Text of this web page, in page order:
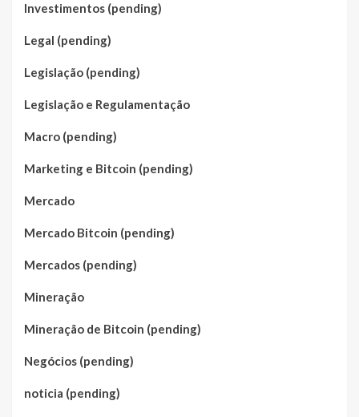
Investimentos (pending)
Legal (pending)
Legislação (pending)
Legislação e Regulamentação
Macro (pending)
Marketing e Bitcoin (pending)
Mercado
Mercado Bitcoin (pending)
Mercados (pending)
Mineração
Mineração de Bitcoin (pending)
Negócios (pending)
noticia (pending)